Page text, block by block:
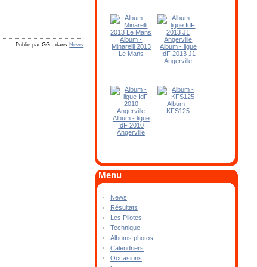
Publié par GG - dans News
Album -
Minarelli 2013
Le Mans
Album - ligue
IdF 2013 J1
Angerville
Album - ligue
IdF 2010
Angerville
Album -
KFS125
Menu
News
Résultats
Les Pilotes
Technique
Albums photos
Calendriers
Occasions